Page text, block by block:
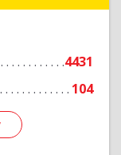
4431
104
Подробнее